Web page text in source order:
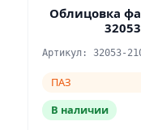
Облицовка
Артикул: 32053-
ПАЗ
В наличии